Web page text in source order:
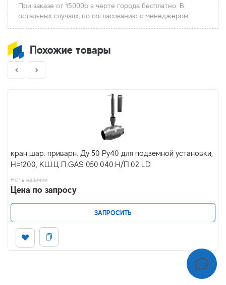
При заказе от 15000р в черте города бесплатно. В
остальных случаях, по согласованию с менеджером.
Похожие товары
кран шар. приварн. Ду 50 Ру40 для подземной установки,
H=1200, КШ.Ц.П.GAS 050.040.Н/П.02 LD
Нет в наличии
Цена по запросу
ЗАПРОСИТЬ